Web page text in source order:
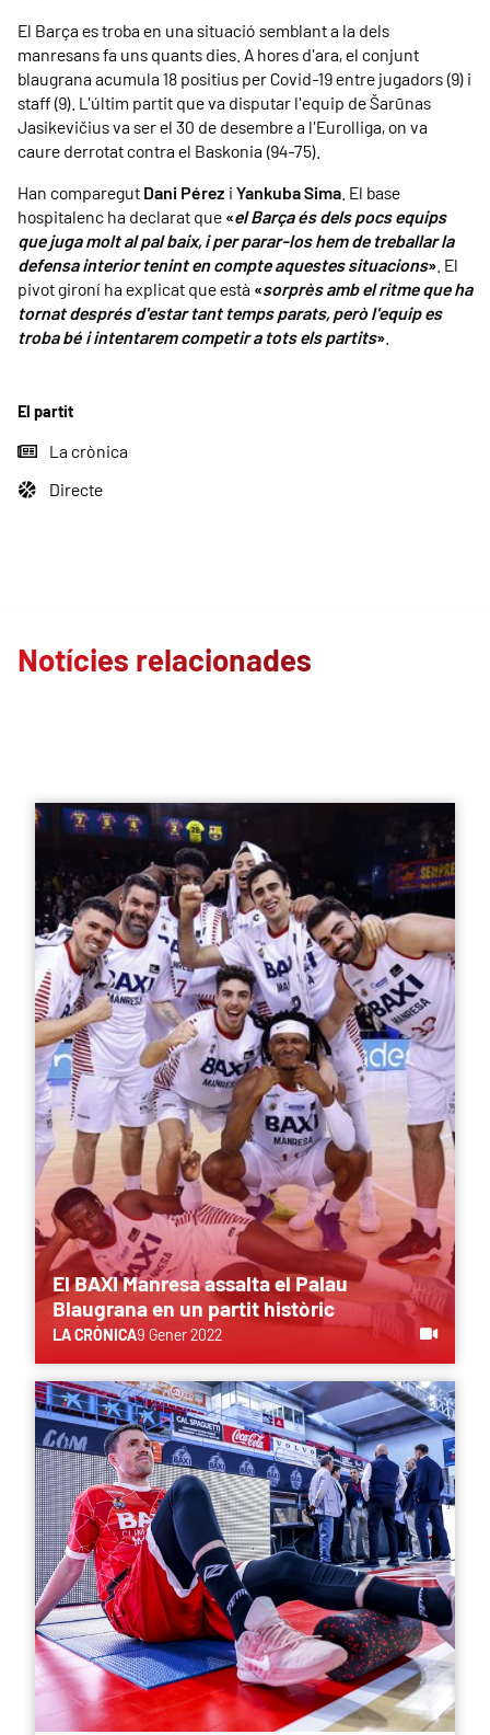
El partit
La crònica
Directe
El Barça es troba en una situació semblant a la dels
manresans fa uns quants dies. A hores d'ara, el conjunt
blaugrana acumula 18 positius per Covid-19 entre jugadors (9) i
staff (9). L'últim partit que va disputar l'equip de Šarūnas
Jasikevičius va ser el 30 de desembre a l'Eurolliga, on va
caure derrotat contra el Baskonia (94-75).
Han comparegut Dani Pérez i Yankuba Sima . El base
hospitalenc ha declarat que «el Barça és dels pocs equips
que juga molt al pal baix, i per parar-los hem de treballar la
defensa interior tenint en compte aquestes situacions» . El
pivot gironí ha explicat que està «sorprès amb el ritme que ha
tornat després d'estar tant temps parats, però l'equip es
troba bé i intentarem competir a tots els partits»
Notícies relacionades
El BAXI Manresa assalta el Palau
Blaugrana en un partit històric
LA CRÒNICA9 Gener 2022